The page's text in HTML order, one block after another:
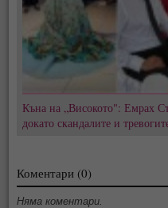
Къна на „Високото": Емрах
докато скандалите и
Коментари (0)
Няма коментари.